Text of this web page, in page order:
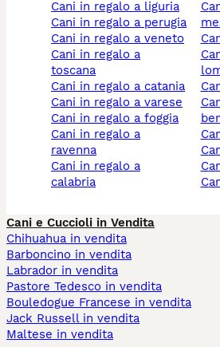
cani in regalo a liguria
cani in regalo a perugia
cani in regalo a veneto
cani in regalo a
toscana
cani in regalo a catania
cani in regalo a varese
cani in regalo a foggia
cani in regalo a
ravenna
cani in regalo a
calabria
cani in regalo a
cani in regalo a
cani in regalo a
Cani e Cuccioli in Vendita
Chihuahua in vendita
Barboncino in vendita
Labrador in vendita
Pastore Tedesco in vendita
Bouledogue Francese in vendita
Jack Russell in vendita
Maltese in vendita